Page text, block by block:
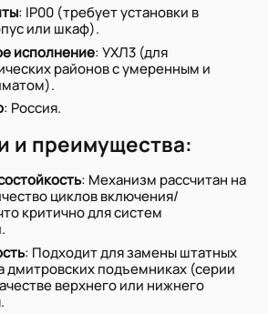
: IP00 (требует установки в
или шкаф).
исполнение: УХЛ3 (для
районов с умеренным и
: Россия.
и преимущества:
: Механизм рассчитан на
циклов включения/
критично для систем
: Подходит для замены штатных
дмитровских подъемниках (серии
верхнего или нижнего